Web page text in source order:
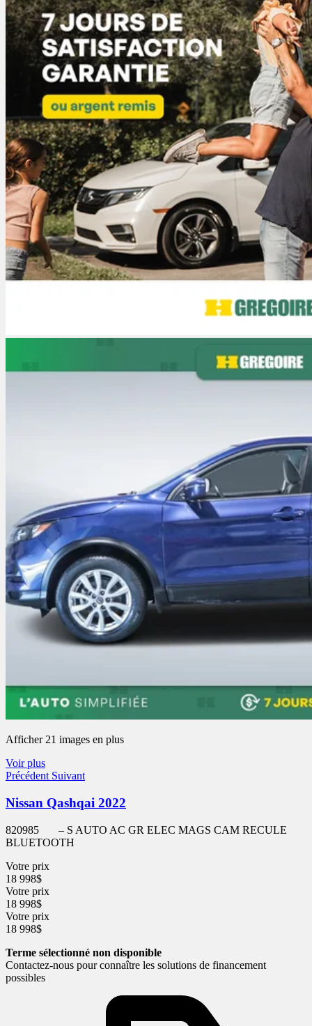
Afficher 21 images en plus
Voir plus
Précédent Suivant
Nissan Qashqai 2022
820985
– S AUTO AC GR ELEC MAGS CAM RECULE
BLUETOOTH
Votre prix
18 998$
Votre prix
18 998$
Votre prix
18 998$
Terme sélectionné non disponible
Contactez-nous pour connaître les solutions de financement
possibles